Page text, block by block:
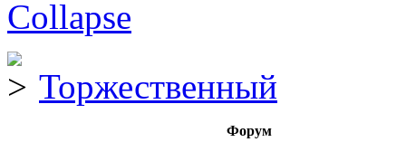
Торжественный
Форум